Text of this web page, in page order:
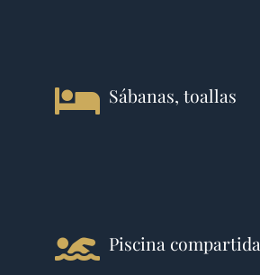
Sábanas, toallas
Piscina compartida